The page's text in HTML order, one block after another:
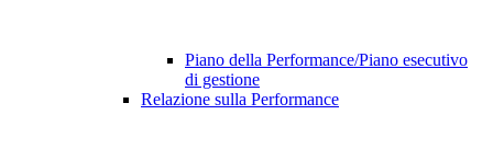
Piano della Performance/Piano esecutivo
di gestione
Relazione sulla Performance